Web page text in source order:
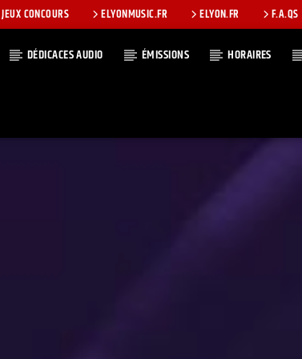
JEUX CONCOURS ELYONMUSIC.FR ELYON.FR F.A.QS
DÉDICACES AUDIO ÉMISSIONS HORAIRES